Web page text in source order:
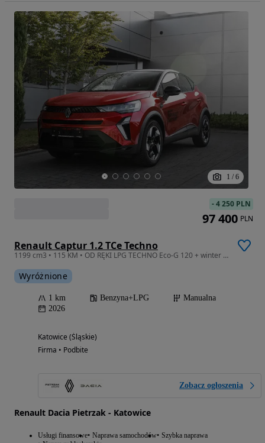
1 / 6
Renault Captur 1.2 TCe Techno
1199 cm3 • 115 KM • OD RĘKI LPG TECHNO Eco-G 120 + winter (podgrzewane kierownica fotele)
Wyróżnione
1 km Benzyna+LPG
Manualna
2026
Katowice (Śląskie)
Firma • Podbite
Zobacz ogłoszenia
Renault Dacia Pietrzak - Katowice
Usługi finansowe Naprawa samochodów Szybka naprawa
-4 250 PLN
97 400 PLN